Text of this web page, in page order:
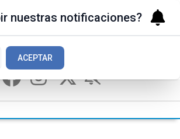
nuestras notificaciones?
ACEPTAR